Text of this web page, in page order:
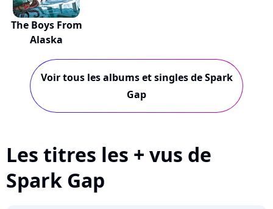
The Boys From
Alaska
Voir tous les albums et singles de Spark
Gap
Les titres les + vus de
Spark Gap